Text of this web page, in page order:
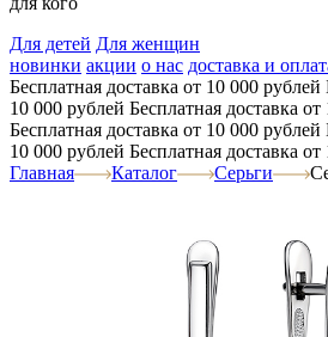
Для детей Для женщин
новинки акции о нас доставка и
Бесплатная доставка от 10 000 рублей
10 000 рублей Бесплатная доставка
Бесплатная доставка от 10 000 рублей
10 000 рублей Бесплатная доставка
Главная
Каталог Серьги